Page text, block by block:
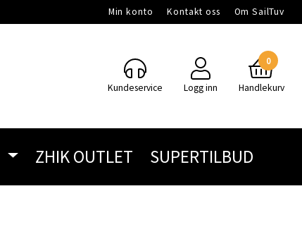
Min konto Kontakt oss Om SailTuv
Kundeservice Logg inn
0
Handlekurv
ZHIK OUTLET SUPERTILBUD